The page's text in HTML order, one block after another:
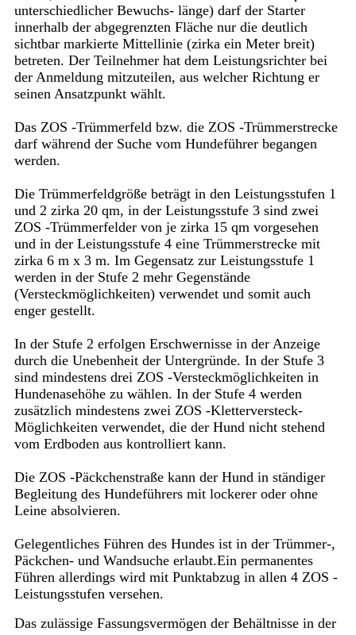
unterschiedlicher Bewuchs- länge) darf der Starter
innerhalb der abgegrenzten Fläche nur die deutlich
sichtbar markierte Mittellinie (zirka ein Meter breit)
betreten. Der Teilnehmer hat dem Leistungsrichter bei
der Anmeldung mitzuteilen, aus welcher Richtung er
seinen Ansatzpunkt wählt.
Das ZOS -Trümmerfeld bzw. die ZOS -Trümmerstrecke
darf während der Suche vom Hundeführer begangen
werden.
Die Trümmerfeldgröße beträgt in den Leistungsstufen 1
und 2 zirka 20 qm, in der Leistungsstufe 3 sind zwei
ZOS -Trümmerfelder von je zirka 15 qm vorgesehen
und in der Leistungsstufe 4 eine Trümmerstrecke mit
zirka 6 m x 3 m. Im Gegensatz zur Leistungsstufe 1
werden in der Stufe 2 mehr Gegenstände
(Versteckmöglichkeiten) verwendet und somit auch
enger gestellt.
In der Stufe 2 erfolgen Erschwernisse in der Anzeige
durch die Unebenheit der Untergründe. In der Stufe 3
sind mindestens drei ZOS -Versteckmöglichkeiten in
Hundenasehöhe zu wählen. In der Stufe 4 werden
zusätzlich mindestens zwei ZOS -Kletterversteck-
Möglichkeiten verwendet, die der Hund nicht stehend
vom Erdboden aus kontrolliert kann.
Die ZOS -Päckchenstraße kann der Hund in ständiger
Begleitung des Hundeführers mit lockerer oder ohne
Leine absolvieren.
Gelegentliches Führen des Hundes ist in der Trümmer-,
Päckchen- und Wandsuche erlaubt.Ein permanentes
Führen allerdings wird mit Punktabzug in allen 4 ZOS -
Leistungsstufen versehen.
Das zulässige Fassungsvermögen der Behältnisse in der